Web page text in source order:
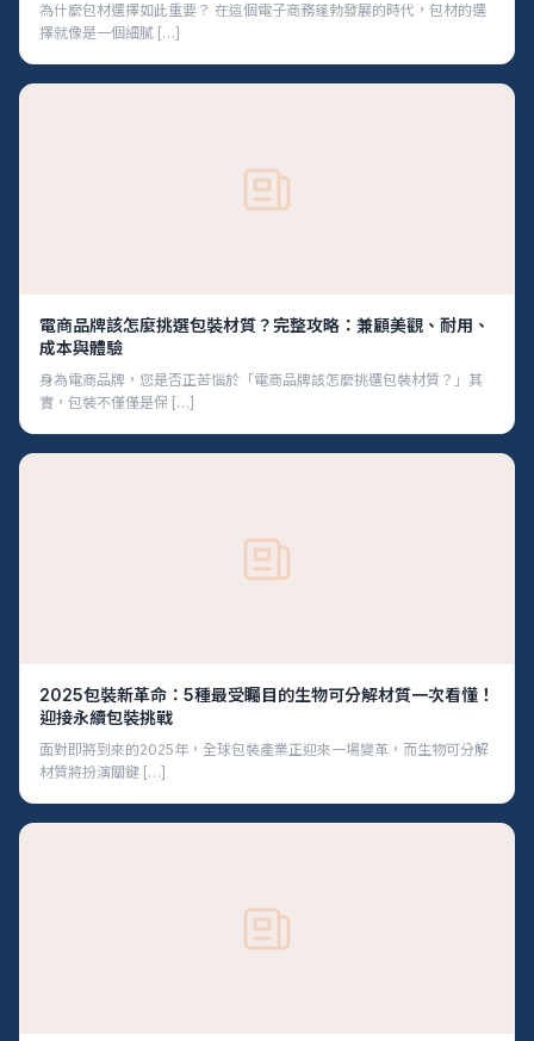
為什麼包材選擇如此重要？ 在這個電子商務蓬勃發展的時代，包材的選
擇就像是一個細膩 […]
電商品牌該怎麼挑選包裝材質？完整攻略：兼顧美觀、耐用、
成本與體驗
身為電商品牌，您是否正苦惱於「電商品牌該怎麼挑選包裝材質？」其
實，包裝不僅僅是保 […]
2025包裝新革命：5種最受矚目的生物可分解材質一次看懂！
迎接永續包裝挑戰
面對即將到來的2025年，全球包裝產業正迎來一場變革，而生物可分解
材質將扮演關鍵 […]